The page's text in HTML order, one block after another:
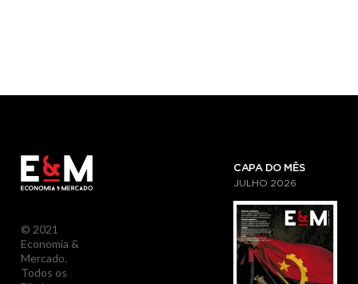
© 2021
Economia &
Mercado.
Todos os
CAPA DO MÊS
JULHO 2026